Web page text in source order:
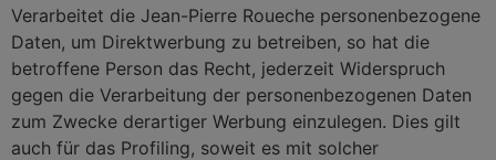
Verarbeitet die Jean-Pierre Roueche personenbezogene
Daten, um Direktwerbung zu betreiben, so hat die
betroffene Person das Recht, jederzeit Widerspruch
gegen die Verarbeitung der personenbezogenen Daten
zum Zwecke derartiger Werbung einzulegen. Dies gilt
auch für das Profiling, soweit es mit solcher